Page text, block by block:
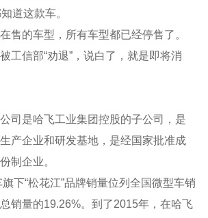
道这款车。
售的车型，所有车型都已经停售了。
工信部“劝退”，说白了，就是即将消
司是哈飞工业集团控股的子公司，是
产企业和研发基地，是经国家批准成
制企业。
下“松花江”品牌销量位列全国微型车销
销量的19.26%。到了2015年，在哈飞